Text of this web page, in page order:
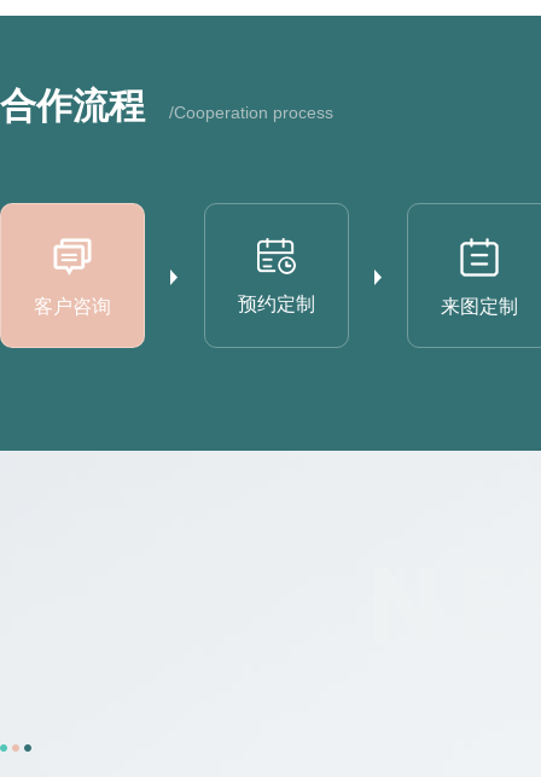
合作流程 /Cooperation process
客户咨询 预约定制 来图定制